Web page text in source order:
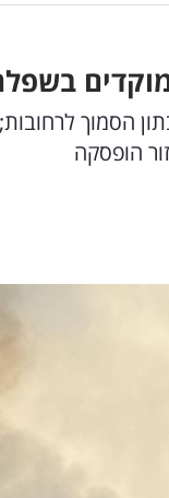
בשפלה,
הסמוך
הופסקה